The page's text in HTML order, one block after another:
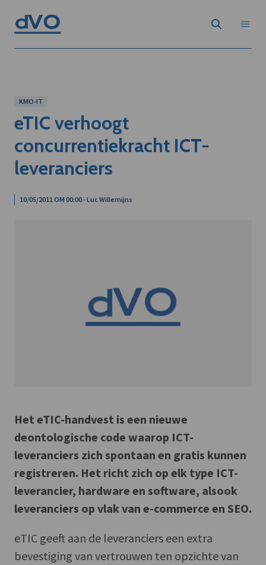
KMO-IT
eTIC verhoogt
concurrentiekracht ICT-
leveranciers
10/05/2011 OM 00:00 - Luc Willemijns
Het eTIC-handvest is een nieuwe
deontologische code waarop ICT-
leveranciers zich spontaan en gratis kunnen
registreren. Het richt zich op elk type ICT-
leverancier, hardware en software, alsook
leveranciers op vlak van e-commerce en SEO.
eTIC geeft aan de leveranciers een extra
bevestiging van vertrouwen ten opzichte van